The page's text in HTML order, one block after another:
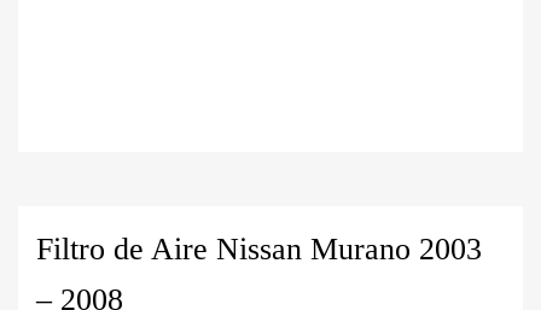
Filtro de Aire Nissan Murano 2003
– 2008